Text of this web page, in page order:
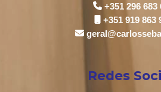
+351 296 683
+351 919 863
Redes